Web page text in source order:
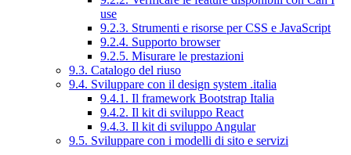
use
9.2.3. Strumenti e risorse per CSS e JavaScript
9.2.4. Supporto browser
9.2.5. Misurare le prestazioni
9.3. Catalogo del riuso
9.4. Sviluppare con il design system .italia
9.4.1. Il framework Bootstrap Italia
9.4.2. Il kit di sviluppo React
9.4.3. Il kit di sviluppo Angular
9.5. Sviluppare con i modelli di sito e servizi